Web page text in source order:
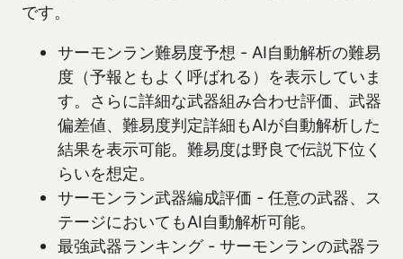
です。
サーモンラン難易度予想 - AI自動解析の難易
度（予報ともよく呼ばれる）を表示していま
す。さらに詳細な武器組み合わせ評価、武器
偏差値、難易度判定詳細もAIが自動解析した
結果を表示可能。難易度は野良で伝説下位く
らいを想定。
サーモンラン武器編成評価 - 任意の武器、ス
テージにおいてもAI自動解析可能。
最強武器ランキング - サーモンランの武器ラ